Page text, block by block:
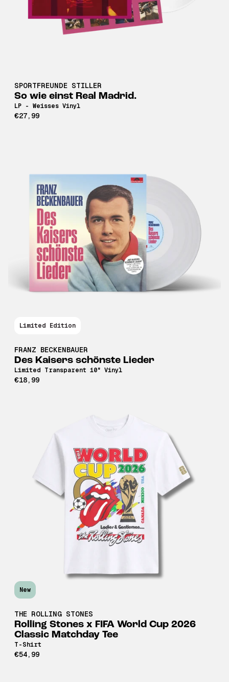
SPORTFREUNDE STILLER
So wie einst Real Madrid.
LP - Weisses Vinyl
€27,99
FRANZ BECKENBAUER
Des Kaisers schönste Lieder
Limited Transparent 10" Vinyl
€18,99
Limited Edition
THE ROLLING STONES
Rolling Stones x FIFA World Cup 2026
Classic Matchday Tee
T-Shirt
€54,99
New